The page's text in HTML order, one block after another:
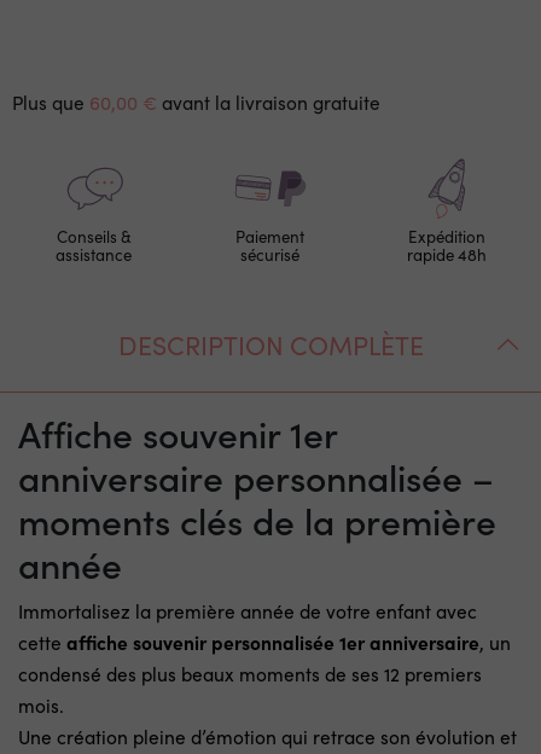
Plus que 60,00 € avant la livraison gratuite
Conseils &
assistance
Paiement
sécurisé
Expédition
rapide 48h
DESCRIPTION COMPLÈTE
Affiche souvenir 1er
anniversaire personnalisée –
moments clés de la première
année
Immortalisez la première année de votre enfant avec
cette affiche souvenir personnalisée 1er anniversaire, un
condensé des plus beaux moments de ses 12 premiers
mois.
Une création pleine d’émotion qui retrace son évolution et